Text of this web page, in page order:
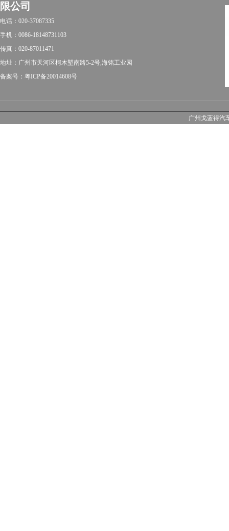
限公司
电话：020-37087335
手机：0086-18148731103
传真：020-87011471
地址：广州市天河区柯木塱南路5-2号,海铭工业园
备案号：粤ICP备20014608号
广州戈蓝得汽